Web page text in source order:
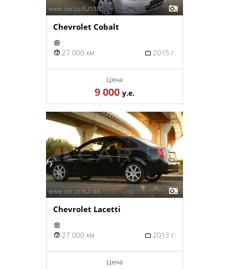
Chevrolet Cobalt
27 000 км 2015 г.
Цена
9 000 у.е.
Chevrolet Lacetti
27 000 км 2013 г.
Цена